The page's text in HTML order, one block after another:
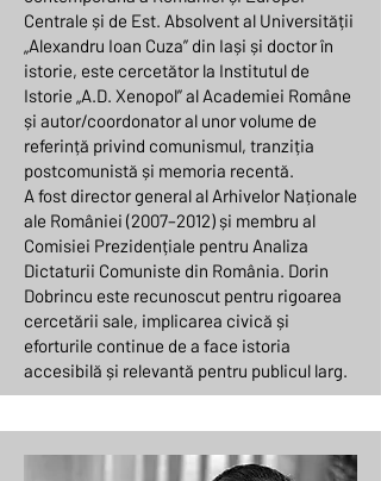
Centrale și de Est. Absolvent al Universității
„Alexandru Ioan Cuza” din Iași și doctor în
istorie, este cercetător la Institutul de
Istorie „A.D. Xenopol” al Academiei Române
și autor/coordonator al unor volume de
referință privind comunismul, tranziția
postcomunistă și memoria recentă.
A fost director general al Arhivelor Naționale
ale României (2007–2012) și membru al
Comisiei Prezidențiale pentru Analiza
Dictaturii Comuniste din România. Dorin
Dobrincu este recunoscut pentru rigoarea
cercetării sale, implicarea civică și
eforturile continue de a face istoria
accesibilă și relevantă pentru publicul larg.